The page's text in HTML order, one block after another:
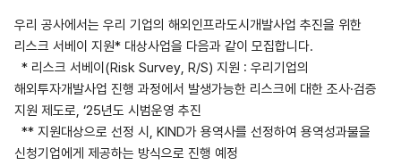
우리 공사에서는 우리 기업의 해외인프라도시개발사업 추진을 위한
리스크 서베이 지원* 대상사업을 다음과 같이 모집합니다.
* 리스크 서베이 (Risk Survey, R/S) 지원 : 우리기업의
해외투자개발사업 진행 과정에서 발생가능한 리스크에 대한 조사·검증
지원 제도로, ‘25년도 시범운영 추진
** 지원대상으로 선정 시 , KIND가 용역사를 선정하여 용역성과물을
신청기업에게 제공하는 방식으로 진행 예정